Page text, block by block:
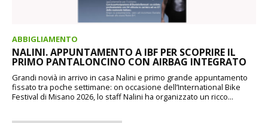
ABBIGLIAMENTO
NALINI. APPUNTAMENTO A IBF PER SCOPRIRE IL
PRIMO PANTALONCINO CON AIRBAG INTEGRATO
Grandi novià in arrivo in casa Nalini e primo grande appuntamento
fissato tra poche settimane: on occasione dell’International Bike
Festival di Misano 2026, lo staff Nalini ha organizzato un ricco...